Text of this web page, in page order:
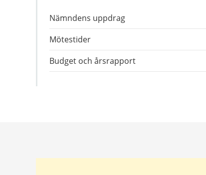
Nämndens uppdrag
Mötestider
Budget och årsrapport